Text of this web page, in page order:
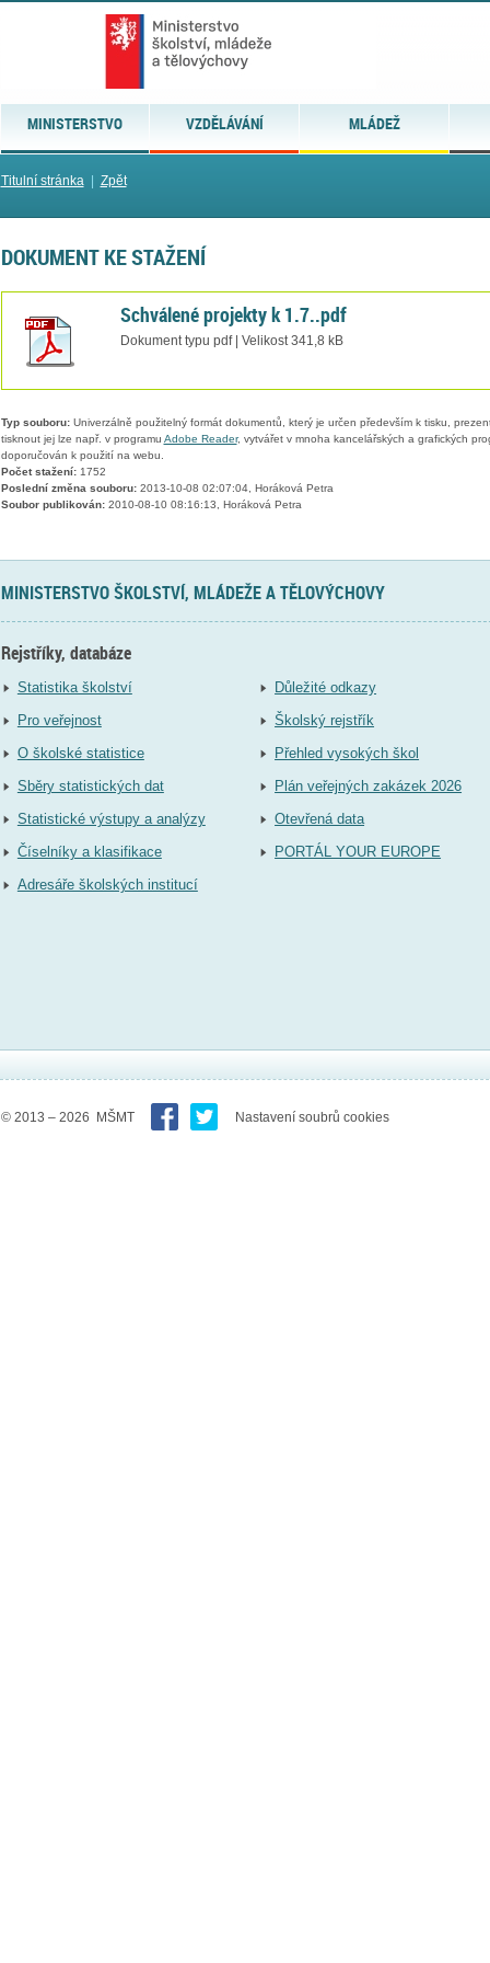
MINISTERSTVO VZDĚLÁVÁNÍ MLÁDEŽ
Titulní stránka| Zpět
DOKUMENT KE STAŽENÍ
Schválené projekty k 1.7..pdf
Dokument typu pdf | Velikost 341,8 kB
Typ souboru:Univerzálně použitelný formát dokumentů, který je určen především k tisku,
tisknout jej lze např. v programu Adobe Reader, vytvářet v mnoha kancelářských a grafických
doporučován k použití na webu.
Počet stažení:1752
Poslední změna souboru:2013-10-08 02:07:04, Horáková Petra
Soubor publikován:2010-08-10 08:16:13, Horáková Petra
MINISTERSTVO ŠKOLSTVÍ, MLÁDEŽE A TĚLOVÝCHOVY
Rejstříky, databáze
Statistika školství
Pro veřejnost
O školské statistice
Sběry statistických dat
Statistické výstupy a analýzy
Číselníky a klasifikace
Adresáře školských institucí
Důležité odkazy
Školský rejstřík
Přehled vysokých škol
Plán veřejných zakázek 2026
Otevřená data
PORTÁL YOUR EUROPE
© 2013 – 2026 MŠMT Nastavení soubrů cookies